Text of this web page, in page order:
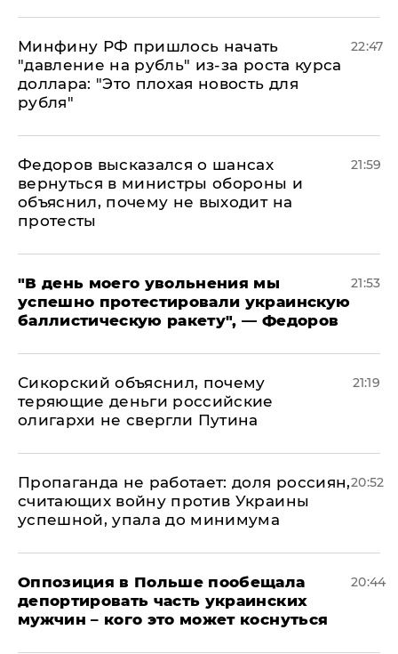
Минфину РФ пришлось начать
"давление на рубль" из-за роста курса
доллара: "Это плохая новость для
рубля"
22:47
Федоров высказался о шансах
вернуться в министры обороны и
объяснил, почему не выходит на
протесты
21:59
​"В день моего увольнения мы
успешно протестировали украинскую
баллистическую ракету", — Федоров
21:53
Сикорский объяснил, почему
теряющие деньги российские
олигархи не свергли Путина
21:19
​Пропаганда не работает: доля россиян,
считающих войну против Украины
успешной, упала до минимума
20:52
Оппозиция в Польше пообещала
депортировать часть украинских
мужчин – кого это может коснуться
20:44